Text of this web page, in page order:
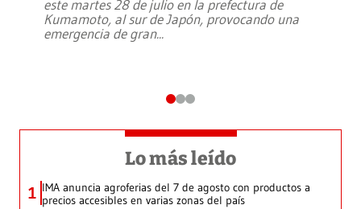
este martes 28 de julio en la prefectura de
Kumamoto, al sur de Japón, provocando una
emergencia de gran...
Lo más leído
1 IMA anuncia agroferias del 7 de agosto con productos a
precios accesibles en varias zonas del país